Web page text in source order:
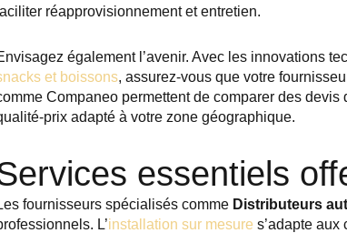
réapprovisionnement et entretien.
également l’avenir. Avec les innovations
et boissons, assurez-vous que votre
Companeo permettent de comparer des
prix adapté à votre zone géographique.
essentiels
fournisseurs spécialisés comme Distributeurs
L’installation sur mesure s’adapte